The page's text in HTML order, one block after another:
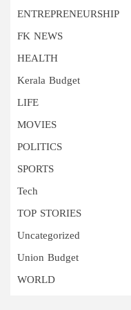
ENTREPRENEURSHIP
FK NEWS
HEALTH
Kerala Budget
LIFE
MOVIES
POLITICS
SPORTS
Tech
TOP STORIES
Uncategorized
Union Budget
WORLD